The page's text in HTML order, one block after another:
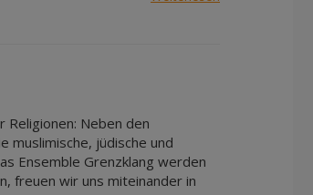
Neben den
muslimische, jüdische und
Ensemble Grenzklang werden
freuen wir uns miteinander in